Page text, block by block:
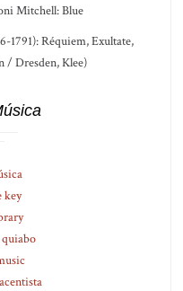
Mitchell: Blue
1791): Réquiem, Exultate,
/ Dresden, Klee)
key